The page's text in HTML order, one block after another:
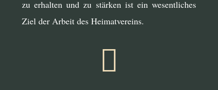
zu erhalten und zu stärken ist ein wesentliches
Ziel der Arbeit des Heimatvereins.
